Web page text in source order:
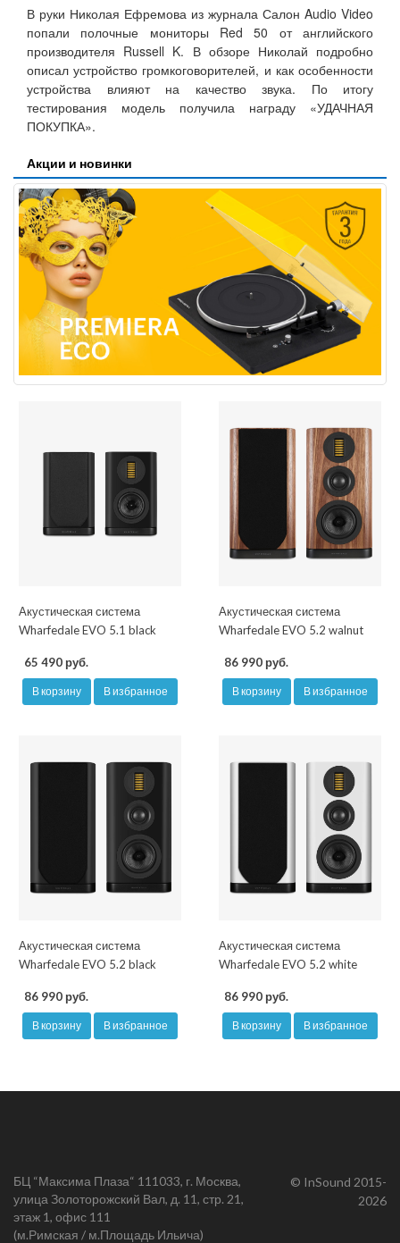
В руки Николая Ефремова из журнала Салон Audio Video
попали полочные мониторы Red 50 от английского
производителя Russell K. В обзоре Николай подробно
описал устройство громкоговорителей, и как особенности
устройства влияют на качество звука. По итогу
тестирования модель получила награду «УДАЧНАЯ
ПОКУПКА».
Акции и новинки
Акустическая система
Wharfedale EVO 5.1 black
65 490 руб.
В корзину В избранное
Акустическая система
Wharfedale EVO 5.2 walnut
86 990 руб.
В корзину В избранное
Акустическая система
Wharfedale EVO 5.2 black
86 990 руб.
В корзину В избранное
Акустическая система
Wharfedale EVO 5.2 white
86 990 руб.
В корзину В избранное
БЦ “Максима Плаза“ 111033, г. Москва,
улица Золоторожский Вал, д. 11, стр. 21,
этаж 1, офис 111
(м.Римская / м.Площадь Ильича)
© InSound 2015-
2026